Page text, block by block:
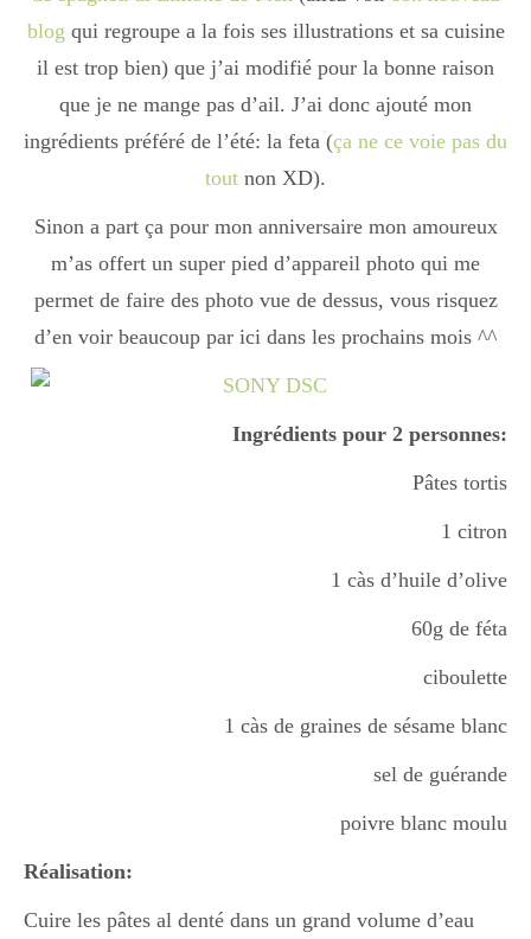
Apéro
Entrée
Dessert
Boisson chaudes
Mes amis en cuisine
blog qui regroupe a la fois ses illustrations et sa cuisine
il est trop bien) que j’ai modifié pour la bonne raison
que je ne mange pas d’ail. J’ai donc ajouté mon
ingrédients préféré de l’été: la feta (ça ne ce voie pas du
tout non XD).
Sinon a part ça pour mon anniversaire mon amoureux
m’as offert un super pied d’appareil photo qui me
permet de faire des photo vue de dessus, vous risquez
d’en voir beaucoup par ici dans les prochains mois ^^
Ingrédients pour 2 personnes:
Pâtes tortis
1 citron
1 càs d’huile d’olive
60g de féta
ciboulette
1 càs de graines de sésame blanc
sel de guérande
poivre blanc moulu
Réalisation:
Cuire les pâtes al denté dans un grand volume d’eau